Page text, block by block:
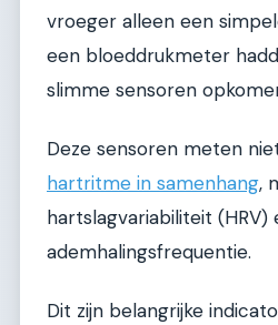
vroeger alleen een
een bloeddrukmeter
slimme sensoren
Deze sensoren meten
hartritme in samenhang,
hartslagvariabiliteit (HRV)
ademhalingsfrequentie.
Dit zijn belangrijke